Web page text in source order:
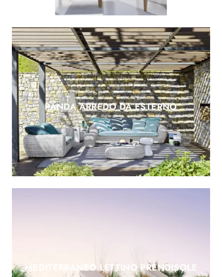
PANDA ARREDO DA ESTERNO
MEDITERRANEO LETTINO PRENDISOLE